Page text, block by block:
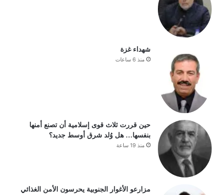
شهداء غزة
منذ 6 ساعات
حين قررت ثلاث قوى إسلامية أن تصنع أمنها
بنفسها… هل وُلد شرق أوسط جديد؟
منذ 19 ساعة
مزارعو الأغوار الجنوبية يحرسون الأمن الغذائي